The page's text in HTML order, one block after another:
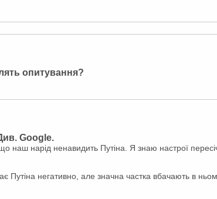
опитування?
Google.
наш нарід ненавидить Путіна. Я знаю настрої
Путіна негативно, але значна частка вбачають в